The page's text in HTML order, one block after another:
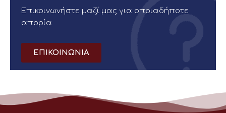
Επικοινωνήστε μαζί μας για οποιαδήποτε
απορία
ΕΠΙΚΟΙΝΩΝΙΑ